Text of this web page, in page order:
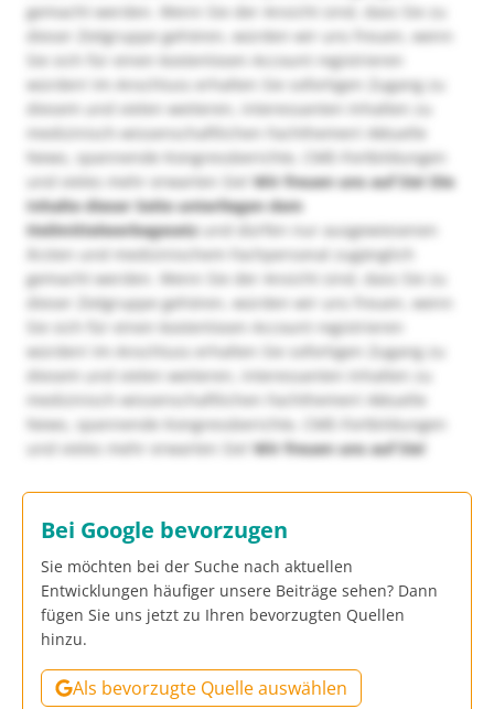
gemacht werden. Wenn Sie der Ansicht sind, dass Sie zu
dieser Zielgruppe gehören, würden wir uns freuen, wenn
Sie sich für einen kostenlosen Account registrieren
würden! Im Anschluss erhalten Sie sofortigen Zugang zu
diesem und vielen weiteren, interessanten Inhalten zu
medizinisch-wissenschaftlichen Fachthemen! Aktuelle
News, spannende Kongressberichte, CME-Fortbildungen
und vieles mehr erwarten Sie!Wir freuen uns auf Sie! Die
Inhalte dieser Seite unterliegen dem
Heilmittelwerbegesetzund dürfen nur ausgewiesenen
Ärzten und medizinischem Fachpersonal zugänglich
gemacht werden. Wenn Sie der Ansicht sind, dass Sie zu
dieser Zielgruppe gehören, würden wir uns freuen, wenn
Sie sich für einen kostenlosen Account registrieren
würden! Im Anschluss erhalten Sie sofortigen Zugang zu
diesem und vielen weiteren, interessanten Inhalten zu
medizinisch-wissenschaftlichen Fachthemen! Aktuelle
News, spannende Kongressberichte, CME-Fortbildungen
und vieles mehr erwarten Sie!Wir freuen uns auf Sie!
Bei Google bevorzugen
Sie möchten bei der Suche nach aktuellen
Entwicklungen häufiger unsere Beiträge sehen? Dann
fügen Sie uns jetzt zu Ihren bevorzugten Quellen
hinzu.
Als bevorzugte Quelle auswählen